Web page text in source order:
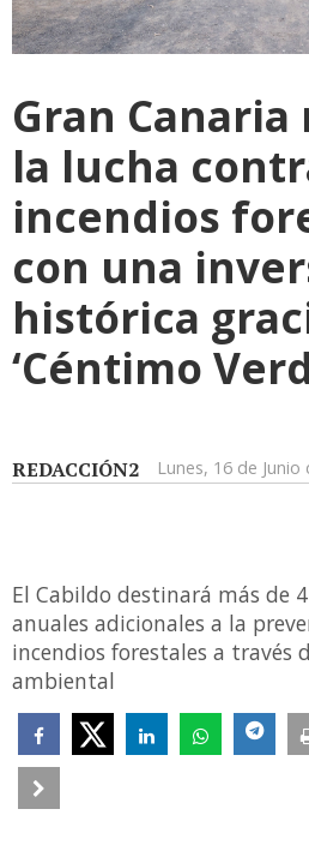
Gran
la lucha
incendios
con una
histórica
‘Céntimo
REDACCIÓN2 Lunes, 16 de Junio
El Cabildo destinará más de
anuales adicionales a la
incendios forestales a través
ambiental